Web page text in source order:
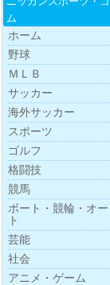
ム
ホーム
野球
ＭＬＢ
サッカー
海外サッカー
スポーツ
ゴルフ
格闘技
競馬
ボー ト・ 競輪・ オー
ト
芸能
社会
アニメ・ゲーム